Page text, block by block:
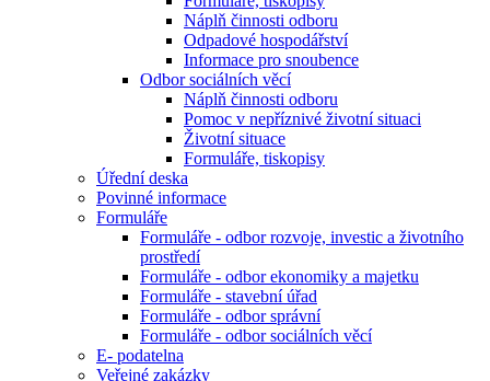
Náplň činnosti odboru
Odpadové hospodářství
Informace pro snoubence
Odbor sociálních věcí
Náplň činnosti odboru
Pomoc v nepříznivé životní situaci
Životní situace
Formuláře, tiskopisy
Úřední deska
Povinné informace
Formuláře
Formuláře - odbor rozvoje, investic a životního
prostředí
Formuláře - odbor ekonomiky a majetku
Formuláře - stavební úřad
Formuláře - odbor správní
Formuláře - odbor sociálních věcí
E- podatelna
Veřejné zakázky